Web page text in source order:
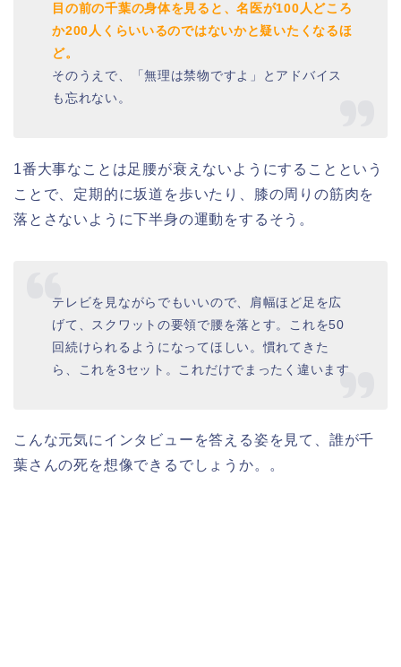
目の前の千葉の身体を見ると、名医が100人どころ
か200人くらいいるのではないかと疑いたくなるほ
ど。
そのうえで、「無理は禁物ですよ」とアドバイス
も忘れない。
1番大事なことは足腰が衰えないようにすることという
ことで、定期的に坂道を歩いたり、膝の周りの筋肉を
落とさないように下半身の運動をするそう。
テレビを見ながらでもいいので、肩幅ほど足を広
げて、スクワットの要領で腰を落とす。これを50
回続けられるようになってほしい。慣れてきた
ら、これを3セット。これだけでまったく違います
こんな元気にインタビューを答える姿を見て、誰が千
葉さんの死を想像できるでしょうか。。